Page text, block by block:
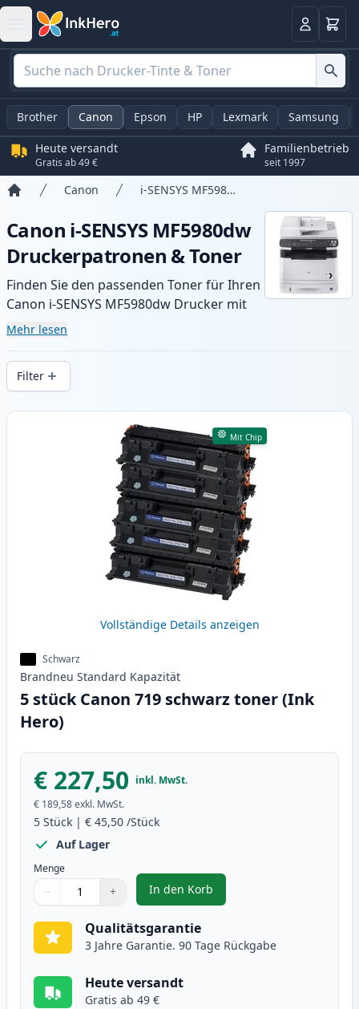
Anmelden
Brother Canon Epson HP Lexmark Samsung
Heute versandt
Gratis ab 49 €
Familienbetrieb
seit 1997
Canon i-SENSYS MF5980dw
Canon i-SENSYS MF5980dw
Druckerpatronen & Toner
Finden Sie den passenden Toner für Ihren
Canon i-SENSYS MF5980dw Drucker mit
unserer Auswahl an kompatiblen und XL-
gleichbleibender Druckqualität und
schnellem Versand aus lokalem Lager in .
Mehr lesen
Filter
Produkte
Mit Chip
Vollständige Details anzeigen
Schwarz
Brandneu Standard Kapazität
5 stück Canon 719 schwarz toner (Ink
Hero)
€ 227,50 inkl. MwSt.
€ 189,58exkl. MwSt.
5 Stück | € 45,50 /Stück
Auf Lager
Menge
Verwenden Sie die Tasten, um anzupassen
− +
1
In den Korb
, 5 stück Canon 719 schwarz
Qualitätsgarantie
3 Jahre Garantie. 90 Tage Rückgabe
Heute versandt
Gratis ab 49 €